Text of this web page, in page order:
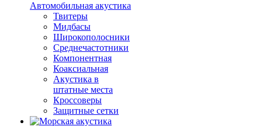
Автомобильная акустика
Твитеры
Мидбасы
Широкополосники
Среднечастотники
Компонентная
Коаксиальная
Акустика в
штатные места
Кроссоверы
Защитные сетки